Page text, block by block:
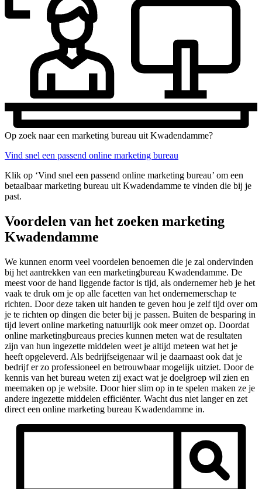
Op zoek naar een marketing bureau uit Kwadendamme?
Vind snel een passend online marketing bureau
Klik op ‘Vind snel een passend online marketing bureau’ om een
betaalbaar marketing bureau uit Kwadendamme te vinden die bij je
past.
Voordelen van het zoeken marketing
Kwadendamme
We kunnen enorm veel voordelen benoemen die je zal ondervinden
bij het aantrekken van een marketingbureau Kwadendamme. De
meest voor de hand liggende factor is tijd, als ondernemer heb je het
vaak te druk om je op alle facetten van het ondernemerschap te
richten. Door deze taken uit handen te geven hou je zelf tijd over om
je te richten op dingen die beter bij je passen. Buiten de besparing in
tijd levert online marketing natuurlijk ook meer omzet op. Doordat
online marketingbureaus precies kunnen meten wat de resultaten
zijn van hun ingezette middelen weet je altijd meteen wat het je
heeft opgeleverd. Als bedrijfseigenaar wil je daarnaast ook dat je
bedrijf er zo professioneel en betrouwbaar mogelijk uitziet. Door de
kennis van het bureau weten zij exact wat je doelgroep wil zien en
meemaken op je website. Door hier slim op in te spelen maken ze je
andere ingezette middelen efficiënter. Wacht dus niet langer en zet
direct een online marketing bureau Kwadendamme in.